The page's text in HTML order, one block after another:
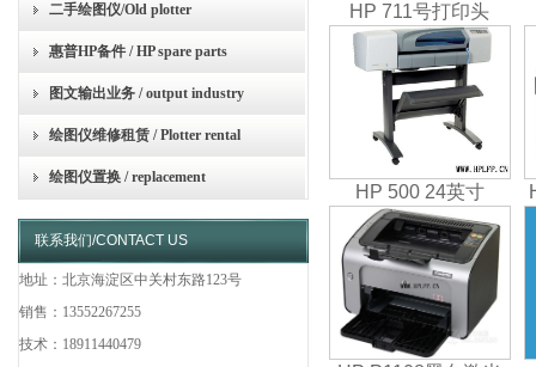
二手绘图仪/Old plotter
惠普HP备件 / HP spare parts
图文输出业务 / output industry
绘图仪维修租赁 / Plotter rental
绘图仪置换 / replacement
联系我们/CONTACT US
地址：北京海淀区中关村东路123号
销售：13552267255
技术：18911440479
HP 711号打印头
HP 500 24英寸